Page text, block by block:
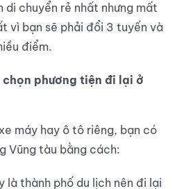
chuyển rẻ nhất nhưng mất
vì bạn sẽ phải đổi 3 tuyến và
điểm.
chọn phương tiện đi lại ở
máy hay ô tô riêng, bạn có
Vũng tàu bằng cách:
là thành phố du lịch nên đi lại